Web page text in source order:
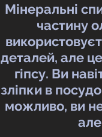
Мінеральні
частину
деталей, але
гіпсу. Ви
зліпки в
можливо, ви